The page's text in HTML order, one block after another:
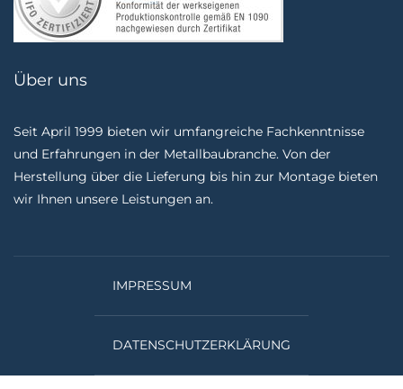
Über uns
Seit April 1999 bieten wir umfangreiche Fachkenntnisse
und Erfahrungen in der Metallbaubranche. Von der
Herstellung über die Lieferung bis hin zur Montage bieten
wir Ihnen unsere Leistungen an.
IMPRESSUM
DATENSCHUTZERKLÄRUNG